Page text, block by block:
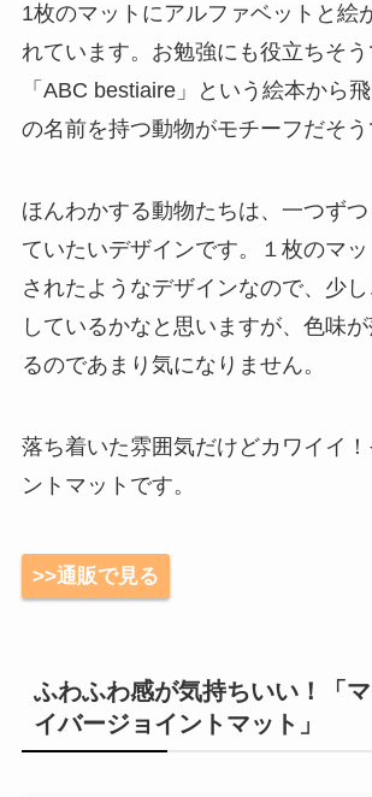
1枚のマットにアルファベットと絵
れています。お勉強にも役立ちそう
「ABC bestiaire」という絵本から
の名前を持つ動物がモチーフだそう
ほんわかする動物たちは、一つず
ていたいデザインです。１枚のマ
されたようなデザインなので、少
しているかなと思いますが、色味
るのであまり気になりません。
落ち着いた雰囲気だけどカワイイ
ントマットです。
>>通販で見る
ふわふわ感が気持ちいい！「
イバージョイントマット」